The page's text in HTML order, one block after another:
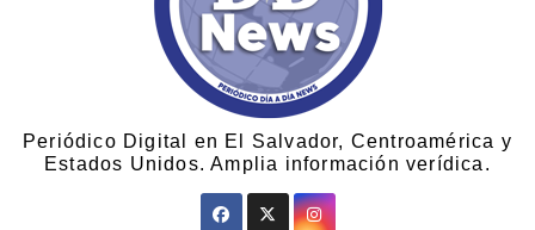
Periódico Digital en El Salvador, Centroamérica y
Estados Unidos. Amplia información verídica.